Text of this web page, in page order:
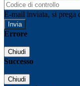
E-mail inviata, si prega
Errore
Chiudi
Successo
Chiudi